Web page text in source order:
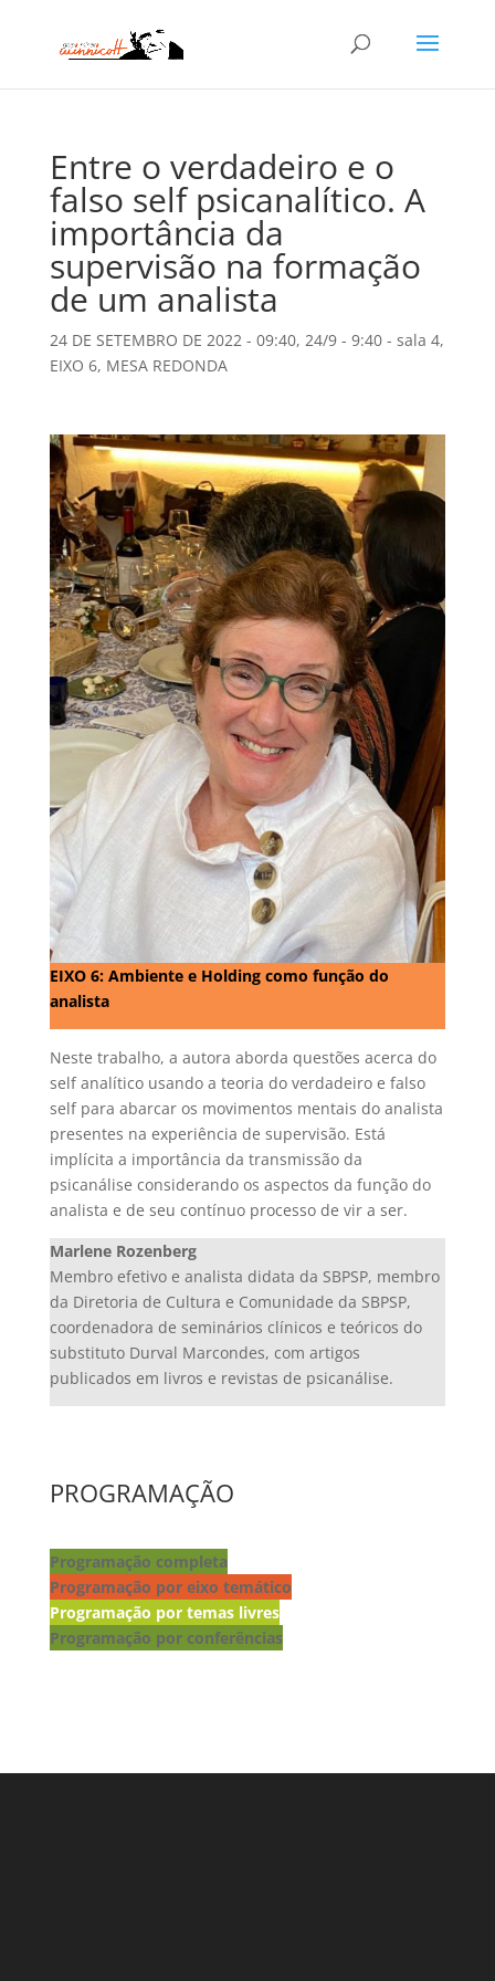
Entre o verdadeiro e o
falso self psicanalítico. A
importância da
supervisão na formação
de um analista
24 DE SETEMBRO DE 2022 - 09:40, 24/9 - 9:40 - sala 4,
EIXO 6, MESA REDONDA
EIXO 6: Ambiente e Holding como função do
analista
Neste trabalho, a autora aborda questões acerca do
self analítico usando a teoria do verdadeiro e falso
self para abarcar os movimentos mentais do analista
presentes na experiência de supervisão. Está
implícita a importância da transmissão da
psicanálise considerando os aspectos da função do
analista e de seu contínuo processo de vir a ser.
Marlene Rozenberg
Membro efetivo e analista didata da SBPSP, membro
da Diretoria de Cultura e Comunidade da SBPSP,
coordenadora de seminários clínicos e teóricos do
substituto Durval Marcondes, com artigos
publicados em livros e revistas de psicanálise.
PROGRAMAÇÃO
Programação completa
Programação por eixo temático
Programação por temas livres
Programação por conferências